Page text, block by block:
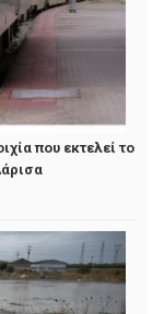
που εκτελεί το